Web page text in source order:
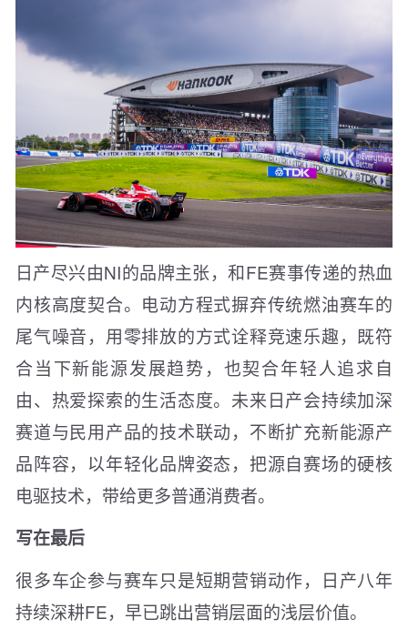
日产尽兴由NI的品牌主张，和FE赛事传递的热血
内核高度契合。电动方程式摒弃传统燃油赛车的
尾气噪音，用零排放的方式诠释竞速乐趣，既符
合当下新能源发展趋势，也契合年轻人追求自
由、热爱探索的生活态度。未来日产会持续加深
赛道与民用产品的技术联动，不断扩充新能源产
品阵容，以年轻化品牌姿态，把源自赛场的硬核
电驱技术，带给更多普通消费者。
写在最后
很多车企参与赛车只是短期营销动作，日产八年
持续深耕FE，早已跳出营销层面的浅层价值。